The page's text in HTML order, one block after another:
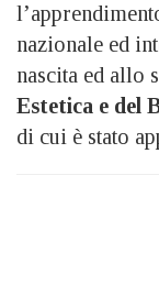
nazionale ed
nascita ed allo
Estetica e del
di cui è stato